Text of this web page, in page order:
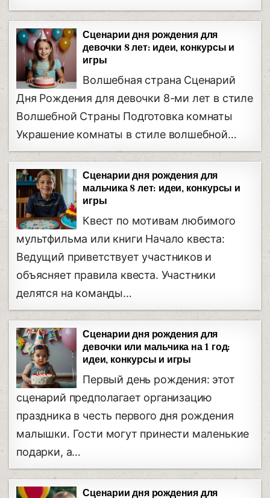
Сценарии дня рождения для
девочки 8 лет: идеи, конкурсы и
игры
Волшебная страна Сценарий
Дня Рождения для девочки 8-ми лет в стиле
Волшебной Страны Подготовка комнаты
Украшение комнаты в стиле волшебной…
Сценарии дня рождения для
мальчика 8 лет: идеи, конкурсы и
игры
Квест по мотивам любимого
мультфильма или книги Начало квеста:
Ведущий приветствует участников и
объясняет правила квеста. Участники
делятся на команды…
Сценарии дня рождения для
девочки или мальчика на 1 год:
идеи, конкурсы и игры
Первый день рождения: этот
сценарий предполагает организацию
праздника в честь первого дня рождения
малышки. Гости могут принести маленькие
подарки, а…
Сценарии дня рождения для